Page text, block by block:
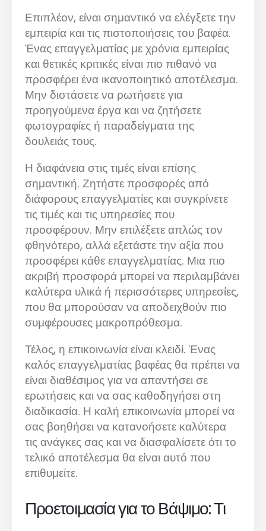
Επιπλέον, είναι σημαντικό να ελέγξετε την
εμπειρία και τις πιστοποιήσεις του βαφέα.
Ένας επαγγελματίας με χρόνια εμπειρίας
και θετικές κριτικές είναι πιο πιθανό να
προσφέρει ένα ικανοποιητικό αποτέλεσμα.
Μην διστάσετε να ρωτήσετε για
προηγούμενα έργα και να ζητήσετε
φωτογραφίες ή παραδείγματα της
δουλειάς τους.
Η διαφάνεια στις τιμές είναι επίσης
σημαντική. Ζητήστε προσφορές από
διάφορους επαγγελματίες και συγκρίνετε
τις τιμές και τις υπηρεσίες που
προσφέρουν. Μην επιλέξετε απλώς τον
φθηνότερο, αλλά εξετάστε την αξία που
προσφέρει κάθε επαγγελματίας. Μια πιο
ακριβή προσφορά μπορεί να περιλαμβάνει
καλύτερα υλικά ή περισσότερες υπηρεσίες,
που θα μπορούσαν να αποδειχθούν πιο
συμφέρουσες μακροπρόθεσμα.
Τέλος, η επικοινωνία είναι κλειδί. Ένας
καλός επαγγελματίας βαφέας θα πρέπει να
είναι διαθέσιμος για να απαντήσει σε
ερωτήσεις και να σας καθοδηγήσει στη
διαδικασία. Η καλή επικοινωνία μπορεί να
σας βοηθήσει να κατανοήσετε καλύτερα
τις ανάγκες σας και να διασφαλίσετε ότι το
τελικό αποτέλεσμα θα είναι αυτό που
επιθυμείτε.
Προετοιμασία για το Βάψιμο: Τι